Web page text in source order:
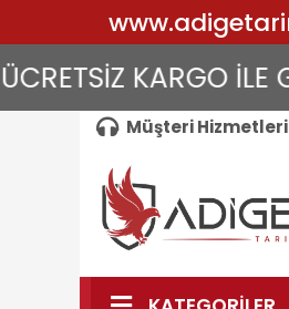
KARGO İLE
Müşteri